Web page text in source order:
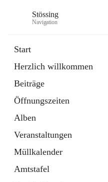
Stössing
Navigation
Start
Herzlich willkommen
Beiträge
Öffnungszeiten
Alben
Veranstaltungen
Müllkalender
Amtstafel
Datei
in
Tab
Kindergarten
öffnet
in
neuem
Tab